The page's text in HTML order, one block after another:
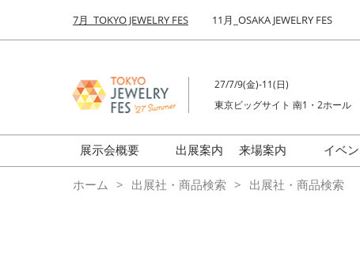
キ
し
て
む
to
7月_TOKYO JEWELRY FES 11月_OSAKA JEWELRY FES
27/7/9(金)-11(日)
東京ビッグサイト 南1・2ホール
展示会概要
前回来場者数
出展案内
来場案内
会場の様子
イベ
ホーム 出展社・商品検索 出展社・商品検索